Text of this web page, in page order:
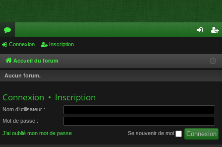
or
u
m
cri
Connexion Inscription
Accueil du forum
Aucun forum.
Connexion • Inscription
Nom d’utilisateur :
Mot de passe :
J’ai oublié mon mot de passe Se souvenir de moi